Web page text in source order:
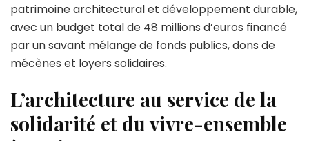
patrimoine architectural et développement durable,
avec un budget total de 48 millions d’euros financé
par un savant mélange de fonds publics, dons de
mécènes et loyers solidaires.
L’architecture au service de la
solidarité et du vivre-ensemble